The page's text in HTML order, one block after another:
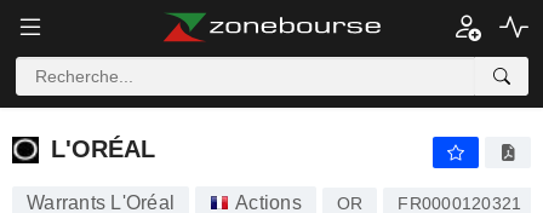
L'ORÉAL
L'ORÉAL
Warrants L'Oréal Actions OR FR0000120321